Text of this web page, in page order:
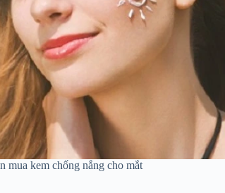
mua kem chống nắng cho mắt